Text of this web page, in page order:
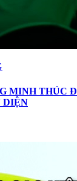
MINH THÚC
DIỆN